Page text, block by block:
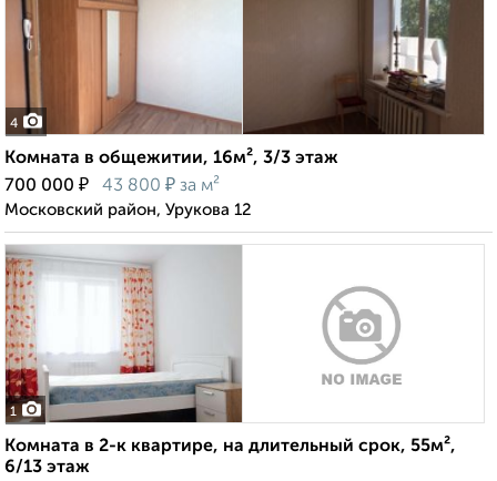
4
Комната в общежитии, 16м², 3/3 этаж
700 000 ₽ 43 800 ₽ за м²
Московский район, Урукова 12
1
Комната в 2-к квартире, на длительный срок, 55м²,
6/13 этаж